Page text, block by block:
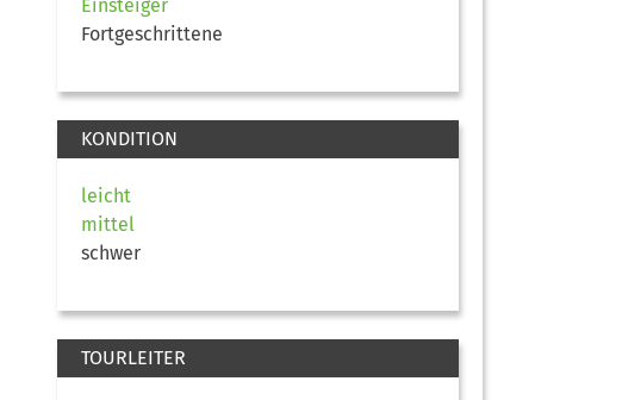
Einsteiger
Fortgeschrittene
KONDITION
leicht
mittel
schwer
TOURLEITER